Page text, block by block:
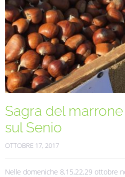
Sagra del
sul Senio
OTTOBRE 17, 2017
Nelle domeniche 8,15,22,29 ottobre